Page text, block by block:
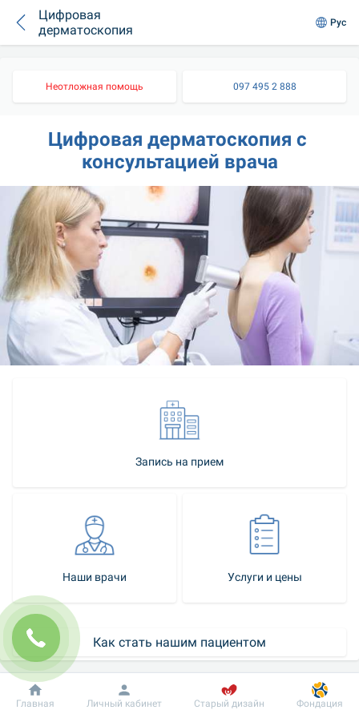
Цифровая
дерматоскопия
Рус
Неотложная помощь 097 495 2 888
Цифровая дерматоскопия с
консультацией врача
Запись на прием
Наши врачи Услуги и цены
Как стать нашим пациентом
Контакт-центр
Добробут Информация Пациенту
Главная Личный кабинет Старый дизайн Фондация